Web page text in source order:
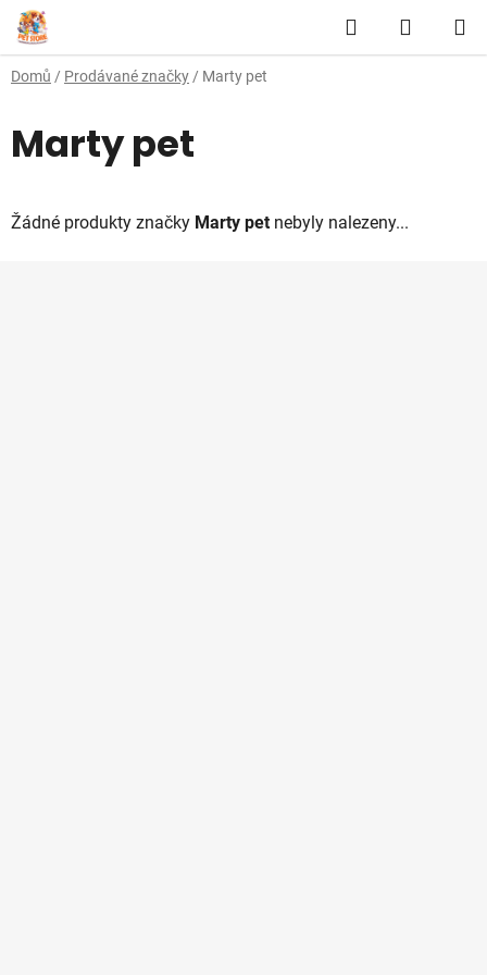
Přejít
na
obsah
Hledat
KOŠÍK
Domů / Prodávané značky / Marty pet
Marty pet
Žádné produkty značky Marty pet nebyly nalezeny...